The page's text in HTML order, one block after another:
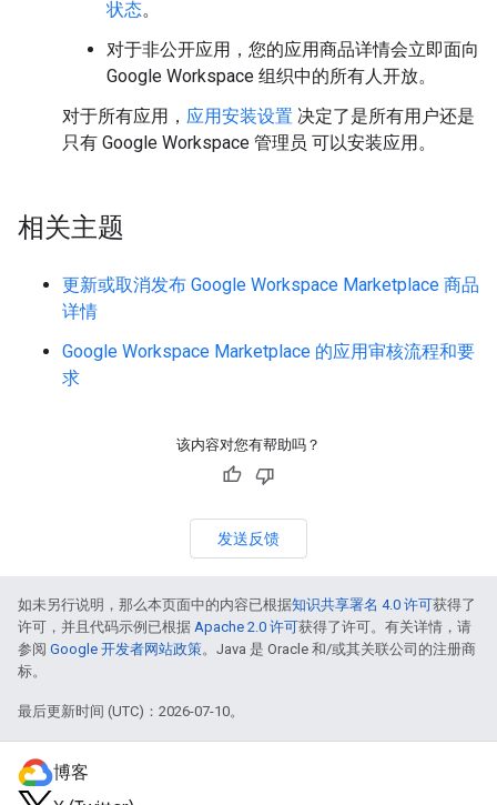
状态。
对于非公开应用，您的应用商品详情会立即面向
Google Workspace 组织中的所有人开放。
对于所有应用， 应用安装设置 决定了是所有用户还是
只有 Google Workspace 管理员 可以安装应用。
相关主题
更新或取消发布 Google Workspace Marketplace 商品
详情
Google Workspace Marketplace 的应用审核流程和要
求
该内容对您有帮助吗？
发送反馈
如未另行说明，那么本页面中的内容已根据知识共享署名 4.0 许可获得了
许可，并且代码示例已根据 Apache 2.0 许可获得了许可。有关详情，请
参阅 Google 开发者网站政策。Java 是 Oracle 和/或其关联公司的注册商
标。
最后更新时间 (UTC)：2026-07-10。
博客